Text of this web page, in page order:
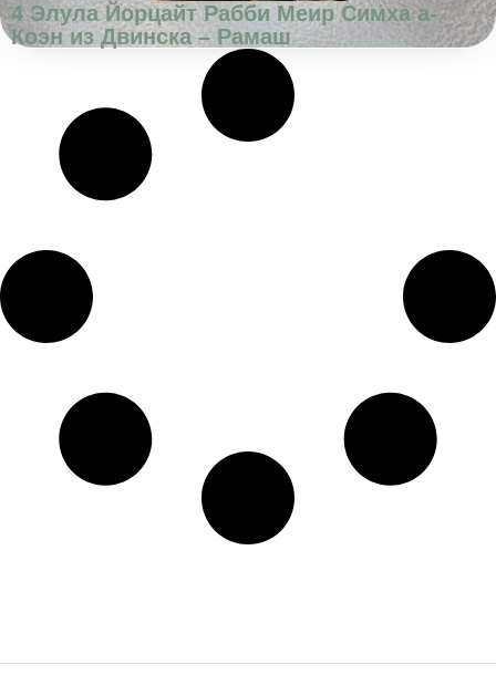
4 Элула Йорцайт Рабби Меир Симха а-
Коэн из Двинска – Рамаш